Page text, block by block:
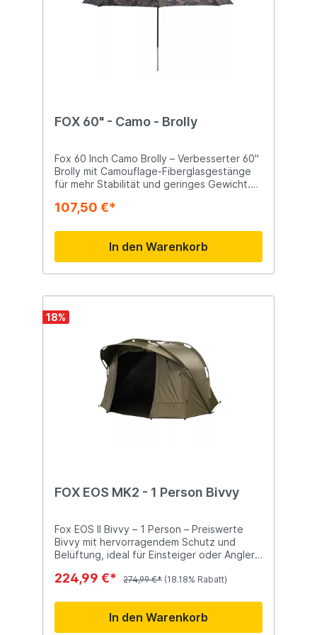
FOX 60" - Camo - Brolly
Fox 60 Inch Camo Brolly – Verbesserter 60"
Brolly mit Camouflage-Fiberglasgestänge
für mehr Stabilität und geringes Gewicht.
Schutz bei Besuch am Angelplatz.
verstärkte Konstruktion und geringes
flexible Aufstellung Optionale Verwendung
von Sturmstangen mit mitgelieferten
Stabilität 2000mm Hydrostatik-
Polyesterstoff in Fox Camo Abmessungen
und Gewicht: Höhe: 155cm Durchmesser:
10cm Gewicht: 3,7kg
107,50 €*
In den Warenkorb
18%
FOX EOS MK2 - 1 Person Bivvy
Fox EOS II Bivvy – 1 Person – Preiswerte
Bivvy mit hervorragendem Schutz und
Belüftung, ideal für Einsteiger oder Angler
Hood-Design mit großer Firsthöhe für
Moskito-Lüftungen für optimale Belüftung
Extra breite Tür (112cm) mit Zwei-Wege-
Letterbox-Design und austauschbaren
224,99 €* 274,99 €* (18.18% Rabatt)
In den Warenkorb